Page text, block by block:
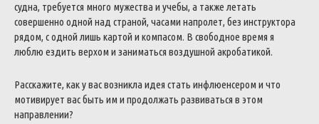
судна, требуется много мужества и учебы, а также летать
совершенно одной над страной, часами напролет, без инструктора
рядом, с одной лишь картой и компасом. В свободное время я
люблю ездить верхом и заниматься воздушной акробатикой.
Расскажите, как у вас возникла идея стать инфлюенсером и что
мотивирует вас быть им и продолжать развиваться в этом
направлении?